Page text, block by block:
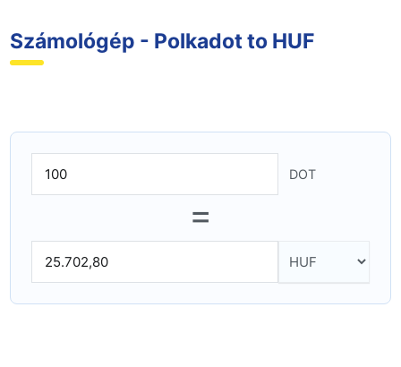
Számológép - Polkadot to HUF
DOT
=